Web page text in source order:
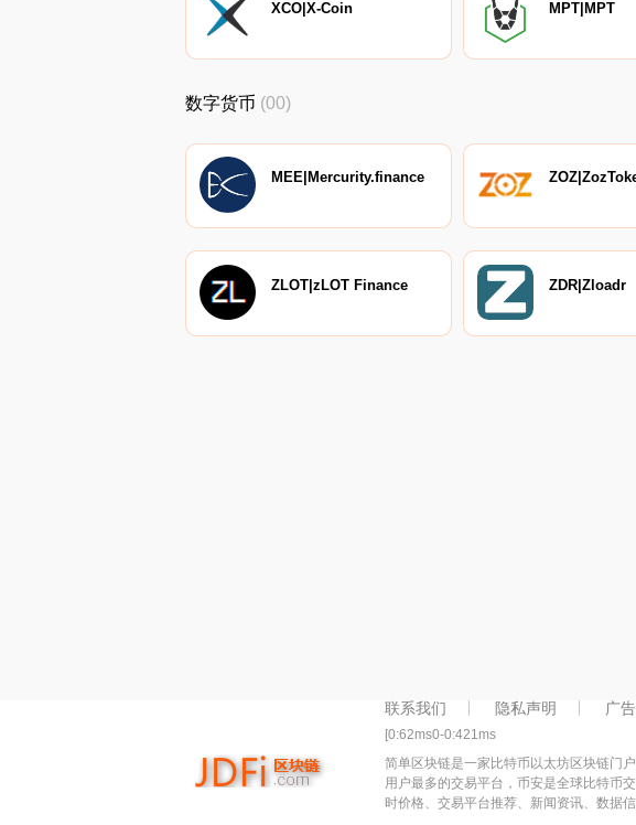
XCO|X-Coin MPT|MPT
数字货币 (00)
MEE|Mercurity.finance
ZLOT|zLOT Finance ZDR|Zloadr
联系我们 隐私声明 广
[0:62ms0-0:421ms
简单区块链是一家比特币以太坊区块链门
用户最多的交易平台，币安是全球比特币
时价格、交易平台推荐、新闻资讯、数据